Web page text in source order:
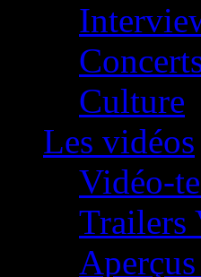
Culture
Les vidéos
Vidéo-
Trailers